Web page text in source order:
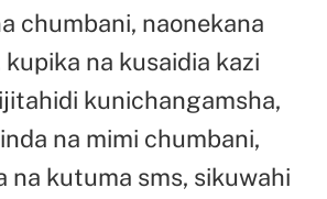
chumbani, naonekana
na kusaidia kazi
kunichangamsha,
na mimi chumbani,
na kutuma sms, sikuwahi